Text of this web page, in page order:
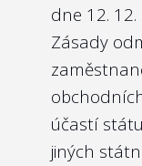
dne 12.
Zásady
účastí
jiných